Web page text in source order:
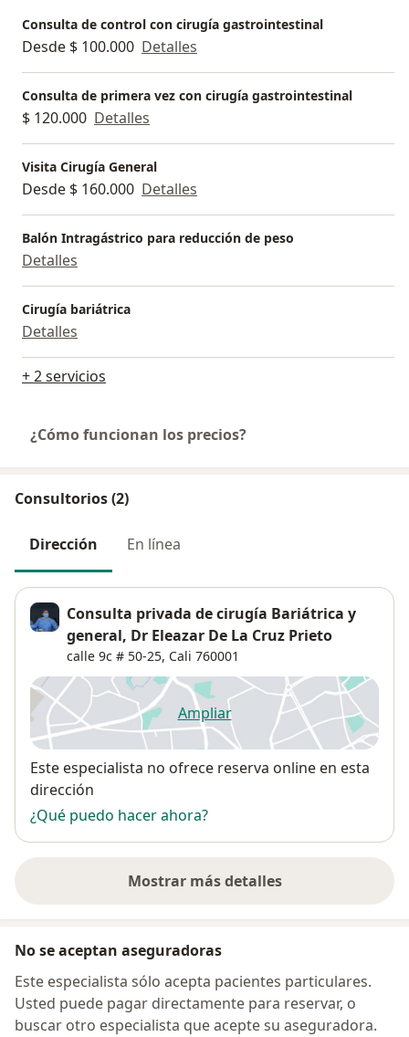
Consulta de control con cirugía gastrointestinal
Desde $ 100.000 Detalles
Consulta de primera vez con cirugía gastrointestinal
$ 120.000 Detalles
Visita Cirugía General
Desde $ 160.000 Detalles
Balón Intragástrico para reducción de peso
Detalles
Cirugía bariátrica
Detalles
+ 2 servicios
¿Cómo funcionan los precios?
Consultorios (2)
Dirección En línea
Consulta privada de cirugía Bariátrica y
general, Dr Eleazar De La Cruz Prieto
calle 9c # 50-25, Cali 760001
Ampliarse abre en una nueva
Disponibilidad
Este especialista no ofrece reserva online en esta
dirección
¿Qué puedo hacer ahora?
Mostrar más detalles
sobre la dirección
No se aceptan aseguradoras
Este especialista sólo acepta pacientes particulares.
Usted puede pagar directamente para reservar, o
buscar otro especialista que acepte su aseguradora.